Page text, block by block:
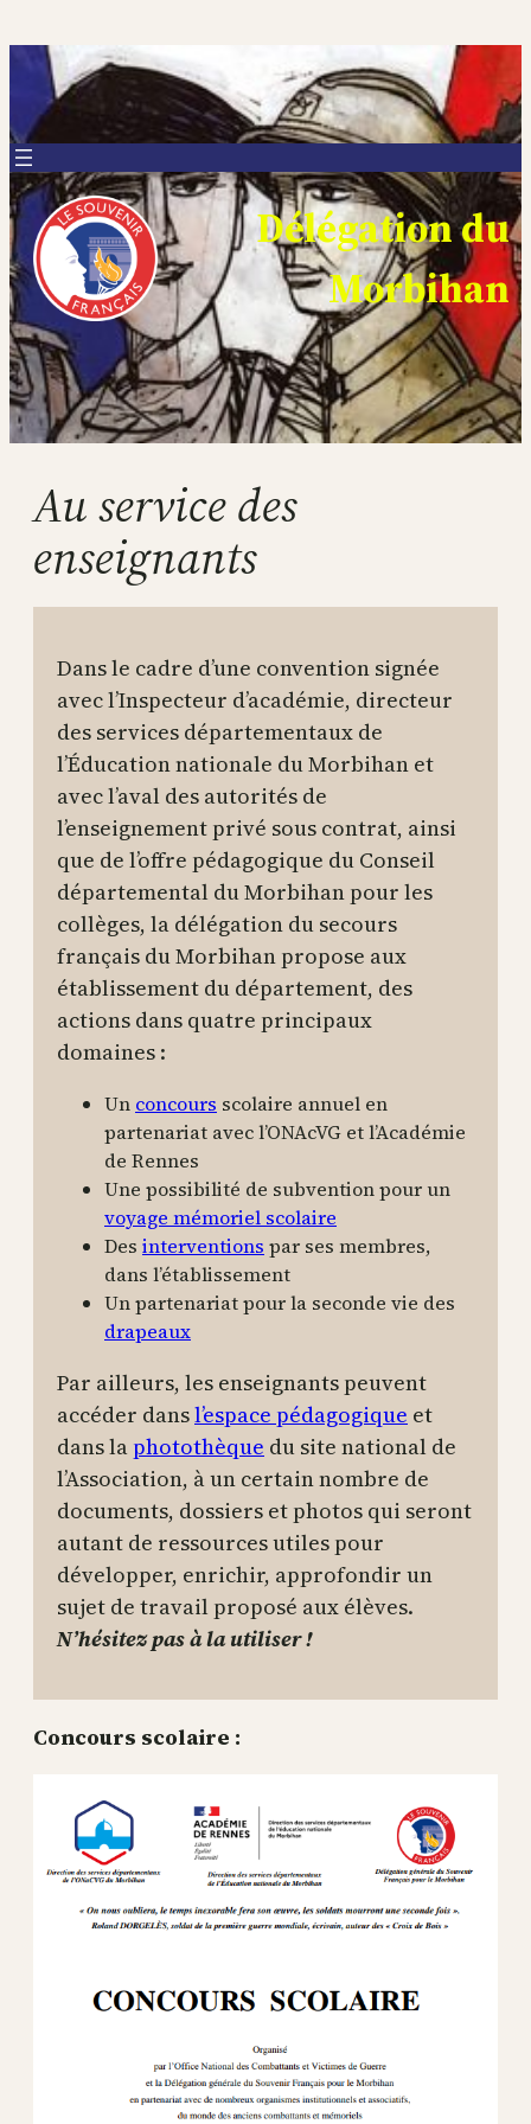
contenu
Délégation du
Morbihan
Au service des
enseignants
Dans le cadre d’une convention signée
avec l’Inspecteur d’académie, directeur
des services départementaux de
l’Éducation nationale du Morbihan et
avec l’aval des autorités de
l’enseignement privé sous contrat, ainsi
que de l’offre pédagogique du Conseil
départemental du Morbihan pour les
collèges, la délégation du secours
français du Morbihan propose aux
établissement du département, des
actions dans quatre principaux
domaines :
Un concours scolaire annuel en
partenariat avec l’ONAcVG et l’Académie
de Rennes
Une possibilité de subvention pour un
voyage mémoriel scolaire
Des interventions par ses membres,
dans l’établissement
Un partenariat pour la seconde vie des
drapeaux
Par ailleurs, les enseignants peuvent
accéder dansl’espace pédagogique et
dans la photothèque du site national de
l’Association, à un certain nombre de
documents, dossiers et photos qui seront
autant de ressources utiles pour
développer, enrichir, approfondir un
sujet de travail proposé aux élèves.
N’hésitez pas à la utiliser !
Concours scolaire :